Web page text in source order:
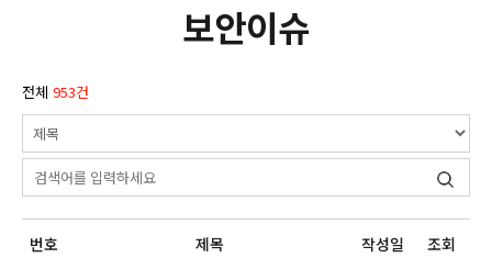
보안이슈
전체 953건
번호 제목 작성일 조회